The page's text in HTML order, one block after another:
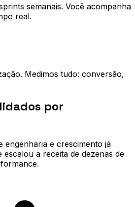
semanais. Você acompanha
real.
Medimos tudo: conversão,
por
engenharia e crescimento já
a receita de dezenas de